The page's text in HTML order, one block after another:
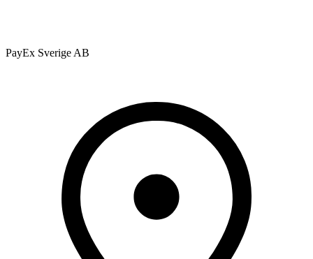
PayEx Sverige AB